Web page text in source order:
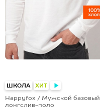
ШКОЛА ХИТ
Happyfox / Мужской базовый
лонгслив-поло